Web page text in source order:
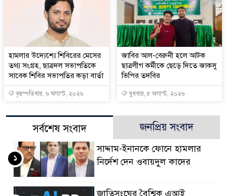
হামলার উদ্যেশ্যে শিবিরের মেসের
তথ্য সংগ্রহ, ছাত্রদল সভাপতিকে
সাবেক শিবির সভাপতির কড়া বার্তা
বৃহস্পতিবার, ৬ অগাস্ট, ২০২৬
জাবির আল-বেরুনী হলে আটক
ছাত্রলীগ কর্মীকে ছেড়ে দিতে জাকসু
ভিপির তদবির
বুধবার, ৫ অগাস্ট, ২০২৬
সর্বশেষ সংবাদ জনপ্রিয় সংবাদ
সাদ্দাম-ইনানকে ফোনে হামলার
নির্দেশ দেন ওবায়দুল কাদের
১
জাতিসংঘের বৈশ্বিক এআই